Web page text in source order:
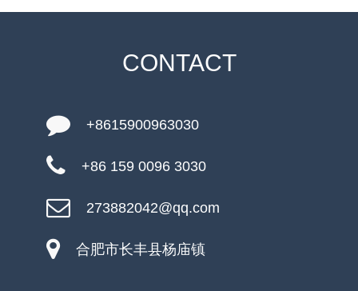
CONTACT
+8615900963030
+86 159 0096 3030
273882042@qq.com
合肥市长丰县杨庙镇